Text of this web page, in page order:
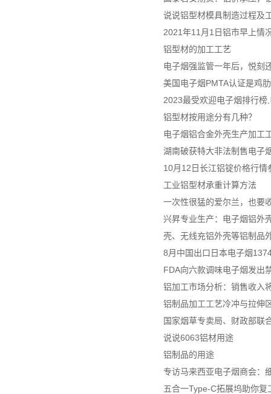
说说铝型材模具制造过程及
2021年11月1日铝市早上情
铝型材的加工工艺
电子烟强监管一年后，悦刻
美国电子烟PMTA认证是鸡
2023最受欢迎电子烟排行榜
铝型材按用途分有几种？
电子烟铝合金外壳生产加工
湖南破获特大非法制售电子
10月12日长江铝锭价格行情
工业铝型材承重计算方法
一次性很猛的爱尔兰，也要
兴昇专业生产：电子烟铝外
壳、无线充铝外壳等铝制品
8月中国出口日本电子烟
FDA向六款调味电子烟发出
铝加工市场分析：销售收入
铝制品加工工艺冷冲与拉伸
国家烟草专卖局、财政部联
说说6063铝材用途
铝制品的用途
专访马来西亚电子烟商会：
五合一Type-C拓展坞助你